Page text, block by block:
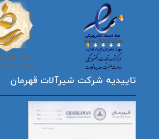
تاییدیه شرکت شیرآلات قهرمان